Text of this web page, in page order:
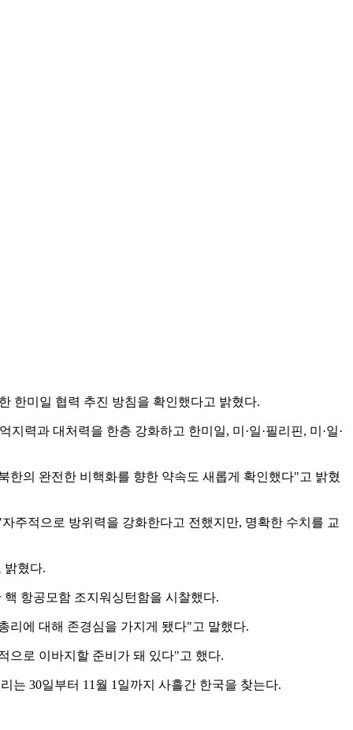
한미일 협력 추진 방침을 확인했다고 밝혔다.
력과 대처력을 한층 강화하고 한미일, 미·일·필리핀, 미·일·
의 완전한 비핵화를 향한 약속도 새롭게 확인했다"고 밝혔
주적으로 방위력을 강화한다고 전했지만, 명확한 수치를 교
밝혔다.
항공모함 조지워싱턴함을 시찰했다.
리에 대해 존경심을 가지게 됐다"고 말했다.
으로 이바지할 준비가 돼 있다"고 했다.
는 30일부터 11월 1일까지 사흘간 한국을 찾는다.